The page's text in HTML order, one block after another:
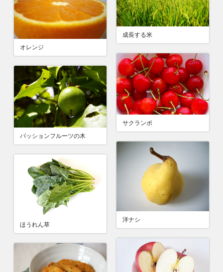
オレンジ
成長する米
サクランボ
パッションフルーツの木
洋ナシ
ほうれん草